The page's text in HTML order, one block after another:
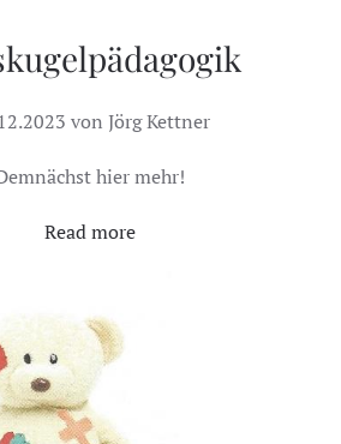
von Jörg Kettner
hier mehr!
Read more